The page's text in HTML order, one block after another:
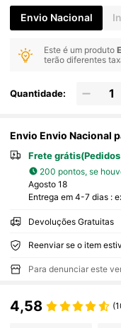
Envio Nacional
Este é um produto
terão diferentes
Quantidade:
Envio Envio Nacional
Frete
200 pontos, se
Agosto 18
Entrega em 4-7 dias :
Devoluções Gratuitas
Para denunciar este
4,58